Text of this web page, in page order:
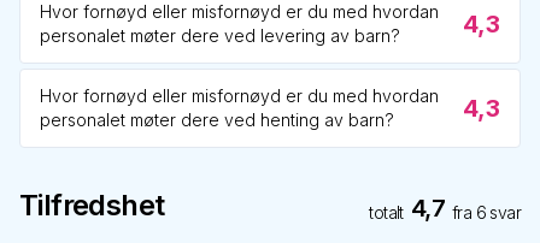
Hvor fornøyd eller misfornøyd er du med hvordan
personalet møter dere ved levering av barn?
4,3
Hvor fornøyd eller misfornøyd er du med hvordan
personalet møter dere ved henting av barn?
4,3
Tilfredshet totalt 4,7 fra 6 svar